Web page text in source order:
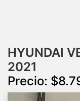
HYUNDAI
2021
Precio: